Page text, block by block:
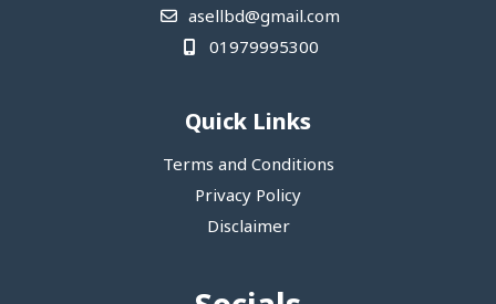
asellbd@gmail.com
01979995300
Quick Links
Terms and Conditions
Privacy Policy
Disclaimer